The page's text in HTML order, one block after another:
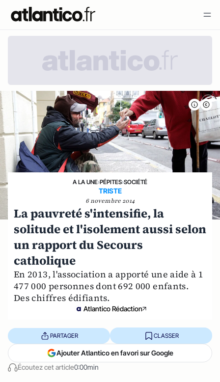
A LA UNE›PÉPITES›SOCIÉTÉ
TRISTE
6 novembre 2014
La pauvreté s'intensifie, la
solitude et l'isolement aussi selon
un rapport du Secours
catholique
En 2013, l'association a apporté une aide à 1
477 000 personnes dont 692 000 enfants.
Des chiffres édifiants.
Atlantico Rédaction
Écoutez cet article0:00min
PARTAGER CLASSER
Ajouter Atlantico en favori sur Google